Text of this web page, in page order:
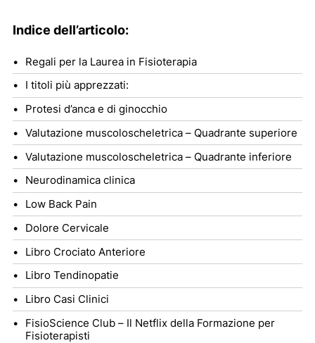
Indice dell’articolo:
Regali per la Laurea in Fisioterapia
I titoli più apprezzati:
Protesi d’anca e di ginocchio
Valutazione muscoloscheletrica – Quadrante superiore
Valutazione muscoloscheletrica – Quadrante inferiore
Neurodinamica clinica
Low Back Pain
Dolore Cervicale
Libro Crociato Anteriore
Libro Tendinopatie
Libro Casi Clinici
FisioScience Club – Il Netflix della Formazione per
Fisioterapisti